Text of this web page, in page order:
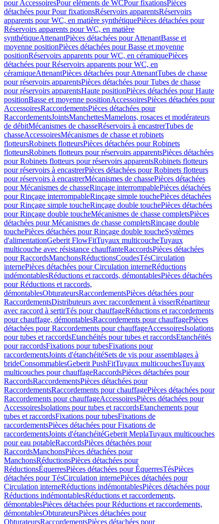
pour AccessoiresPour eléments de WCPour fixationsPièces
détachées pour Pour fixationsRéservoirs apparentsRéservoirs
apparents pour WC, en matière synthétiquePièces détachées pour
Réservoirs apparents pour WC, en matière
synthétiqueAttenantPièces détachées pour AttenantBasse et
moyenne positionPièces détachées pour Basse et moyenne
positionRéservoirs apparents pour WC, en céramiquePièces
détachées pour Réservoirs apparents pour WC, en
céramiqueAttenantPièces détachées pour AttenantTubes de chasse
pour réservoirs apparentsPièces détachées pour Tubes de chasse
pour réservoirs apparentsHaute positionPièces détachées pour Haute
positionBasse et moyenne positionAccessoiresPièces détachées pour
AccessoiresRaccordementsPièces détachées pour
RaccordementsJointsManchettesMamelons, rosaces et modérateurs
de débitMécanismes de chasseRéservoirs à encastrerTubes de
chasseAccessoiresMécanismes de chasse et robinets
flotteursRobinets flotteursPièces détachées pour Robinets
flotteursRobinets flotteurs pour réservoirs apparentsPièces détachées
pour Robinets flotteurs pour réservoirs apparentsRobinets flotteurs
pour réservoirs à encastrerPièces détachées pour Robinets flotteurs
pour réservoirs à encastrerMécanismes de chassePièces détachées
pour Mécanismes de chasseRinçage interrompablePièces détachées
pour Rinçage interrompableRinçage simple touchePièces détachées
pour Rinçage simple toucheRinçage double touchePièces détachées
pour Rinçage double toucheMécanismes de chasse completsPièces
détachées pour Mécanismes de chasse completsRinçage double
touchePièces détachées pour Rinçage double toucheSystèmes
d'alimentationGeberit FlowFitTuyaux multicoucheTuyaux
multicouche avec résistance chauffanteRaccordsPièces détachées
pour RaccordsManchonsRéductionsCoudesTésCirculation
internePièces détachées pour Circulation interneRéductions
indémontablesRéductions et raccords, démontablesPièces détachées
pour Réductions et raccords,
démontablesObturateursRaccordementsPièces détachées pour
RaccordementsDistributeurs avec raccordement à visserRépartiteur
avec raccord à sertirTés pour chauffageRéductions et raccordements
pour chauffage, démontablesRaccordements pour chauffagePièces
détachées pour Raccordements pour chauffageAccessoiresIsolations
pour tubes et raccordsEtanchéités pour tubes et raccordsEtanchéités
pour raccordsFixations pour tubesFixations pour
raccordementsJoints d'étanchéitéSets de vis pour assemblages à
brideConsommablesGeberit PushFitTuyaux multicouchesTuyaux
multicouches pour chauffageRaccordsPièces détachées pour
RaccordsRaccordementsPièces détachées pour
RaccordementsRaccordements pour chauffagePièces détachées pour
Raccordements pour chauffageAccessoiresPièces détachées pour
AccessoiresIsolations pour tubes et raccordsEtanchements pour
tubes et raccordsFixations pour tubesFixations de
raccordementsPièces détachées pour Fixations de
raccordementsJoints d'étanchéitéGeberit MeplaTuyaux multicouches
pour eau potableRaccordsPièces détachées pour
RaccordsManchonsPièces détachées pour
ManchonsRéductionsPièces détachées pour
RéductionsÉquerresPièces détachées pour ÉquerresTésPièces
détachées pour TésCirculation internePièces détachées pour
Circulation interneRéductions indémontablesPièces détachées pour
Réductions indémontablesRéductions et raccordements,
démontablesPièces détachées pour Réductions et raccordements,
démontablesObturateursPièces détachées pour
ObturateursRaccordementsPièces détachées pour